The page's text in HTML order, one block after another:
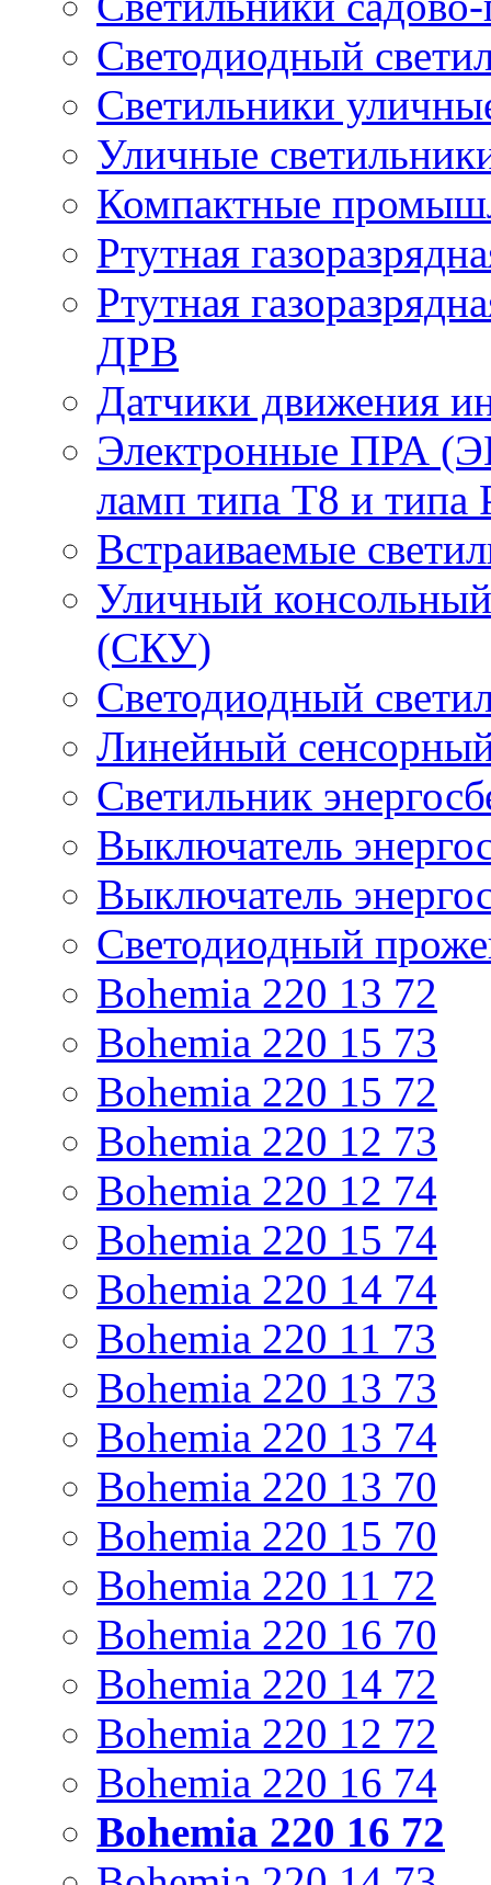
Светодиодный
Светильники
Уличные
Компактные
Ртутная
Ртутная
ДРВ
Датчики движения
Электронные ПРА
ламп типа Т8 и типа
Встраиваемые
Уличный
(СКУ)
Светодиодный
Линейный
Светильник
Выключатель
Выключатель
Светодиодный
Bohemia 220 13 72
Bohemia 220 15 73
Bohemia 220 15 72
Bohemia 220 12 73
Bohemia 220 12 74
Bohemia 220 15 74
Bohemia 220 14 74
Bohemia 220 11 73
Bohemia 220 13 73
Bohemia 220 13 74
Bohemia 220 13 70
Bohemia 220 15 70
Bohemia 220 11 72
Bohemia 220 16 70
Bohemia 220 14 72
Bohemia 220 12 72
Bohemia 220 16 74
Bohemia 220 16 72